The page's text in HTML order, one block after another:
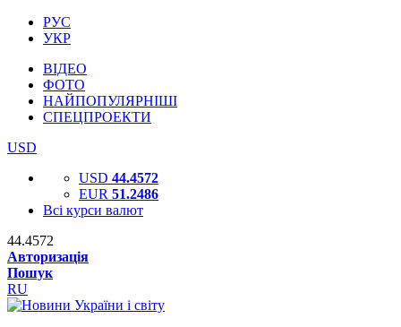
РУС
УКР
ВІДЕО
ФОТО
НАЙПОПУЛЯРНІШІ
СПЕЦПРОЕКТИ
USD
USD 44.4572
EUR 51.2486
Всі курси валют
44.4572
Авторизація
Пошук
RU